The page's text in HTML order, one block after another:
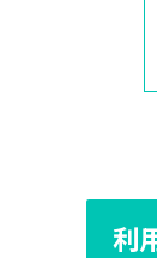
利